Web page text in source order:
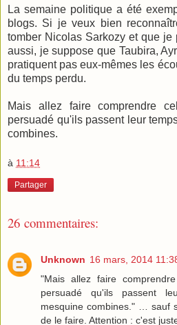
La semaine politique a été
blogs. Si je veux bien
tomber Nicolas Sarkozy et que
aussi, je suppose que Taubira,
pratiquent pas eux-mêmes les
du temps perdu.
Mais allez faire comprendre
persuadé qu'ils passent leur
combines.
à 11:14
Partager
26 commentaires:
Unknown 16 mars, 2014
"Mais allez faire
persuadé qu'ils passent
mesquine combines." … sauf
de le faire. Attention : c'est